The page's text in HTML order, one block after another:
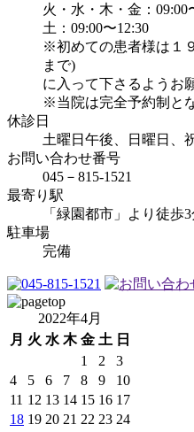
火・水・木・金：09:00
土：09:00〜12:30
※初めての患者様は１
まで)
に入って下さるようお
※当院は完全予約制と
休診日
土曜日午後、日曜日、
お問い合わせ番号
045－815-1521
最寄り駅
「緑園都市」より徒歩3
駐車場
完備
2022年4月
月 火 水 木 金 土 日
1
2
3
4
5 6 7 8 9
10
11 12 13 14 15 16 17
18 19 20 21 22 23 24